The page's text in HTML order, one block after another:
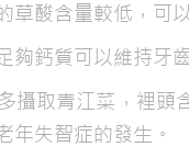
草酸含量較低，可
夠鈣質可以維持牙
攝取青江菜，裡
年失智症的發生。